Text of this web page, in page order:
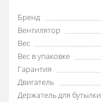
Бренд
Вентилятор
Вес
Вес в упаковке
Гарантия
Двигатель
Держатель для бутылки